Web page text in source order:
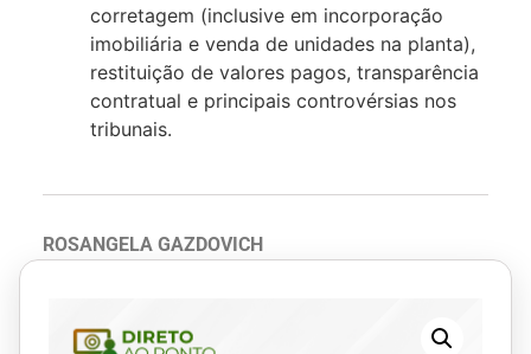
corretagem (inclusive em incorporação
imobiliária e venda de unidades na planta),
restituição de valores pagos, transparência
contratual e principais controvérsias nos
tribunais.
ROSANGELA GAZDOVICH